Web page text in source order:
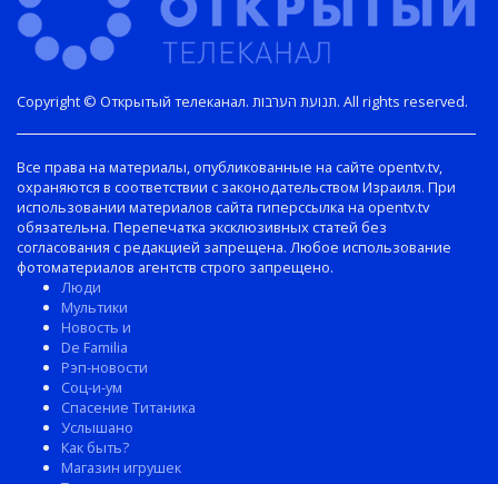
Copyright © Открытый телеканал. תנועת הערבות. All rights reserved.
Все права на материалы, опубликованные на сайте opentv.tv,
охраняются в соответствии с законодательством Израиля. При
использовании материалов сайта гиперссылка на opentv.tv
обязательна. Перепечатка эксклюзивных статей без
согласования с редакцией запрещена. Любое использование
фотоматериалов агентств строго запрещено.
Люди
Мультики
Новость и
De Familia
Рэп-новости
Соц-и-ум
Спасение Титаника
Услышано
Как быть?
Магазин игрушек